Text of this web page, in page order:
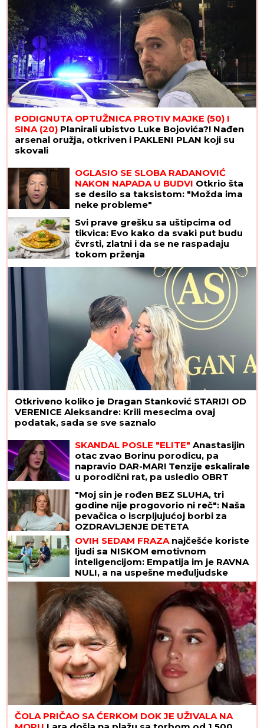
PODIGNUTA OPTUŽNICA PROTIV MAJKE (50) I
SINA (20) Planirali ubistvo Luke Bojovića?! Nađen
arsenal oružja, otkriven i PAKLENI PLAN koji su
skovali
OGLASIO SE SLOBA RADANOVIĆ
NAKON NAPADA U BUDVI Otkrio šta
se desilo sa taksistom: "Možda ima
neke probleme"
Svi prave grešku sa uštipcima od
tikvica: Evo kako da svaki put budu
čvrsti, zlatni i da se ne raspadaju
tokom prženja
Otkriveno koliko je Dragan Stanković STARIJI OD
VERENICE Aleksandre: Krili mesecima ovaj
podatak, sada se sve saznalo
SKANDAL POSLE "ELITE" Anastasijin
otac zvao Borinu porodicu, pa
napravio DAR-MAR! Tenzije eskalirale
u porodični rat, pa usledio OBRT
"Moj sin je rođen BEZ SLUHA, tri
godine nije progovorio ni reč": Naša
pevačica o iscrpljujućoj borbi za
OZDRAVLJENJE DETETA
OVIH SEDAM FRAZA najčešće koriste
ljudi sa NISKOM emotivnom
inteligencijom: Empatija im je RAVNA
NULI, a na uspešne međuljudske
odnose mogu da zaborave
ČOLA PRIČAO SA ĆERKOM DOK JE UŽIVALA NA